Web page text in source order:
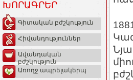
ԽՈՐԱԳՐԵՐ
Գիտական բժշկություն
Հիվանդություններ
Ավանդական
բժշկություն
Առողջ ապրելակերպ